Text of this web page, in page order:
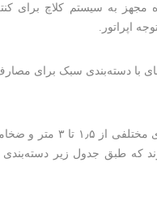
مجهز به سیستم کلاچ برای
اپراتور.
با دسته‌بندی سبک برای
که طبق جدول زیر